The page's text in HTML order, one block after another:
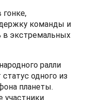
T8 Пикап
000 ₽*
T8 PRO Пикап
000 ₽*
гонке,
команды и
экстремальных
ралли
одного из
планеты.
участники